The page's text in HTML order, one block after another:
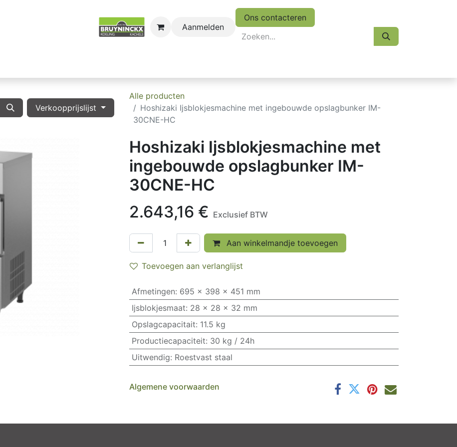
Aanmelden
Ons contacteren
Verkoopprijslijst
Alle producten
Hoshizaki Ijsblokjesmachine met ingebouwde opslagbunker IM-
30CNE-HC
Hoshizaki Ijsblokjesmachine met
ingebouwde opslagbunker IM-
30CNE-HC
2.643,16 € Exclusief BTW
Aan winkelmandje toevoegen
Toevoegen aan verlanglijst
Afmetingen: 695 x 398 x 451 mm
Ijsblokjesmaat: 28 x 28 x 32 mm
Opslagcapacitait: 11.5 kg
Productiecapaciteit: 30 kg / 24h
Uitwendig: Roestvast staal
Algemene voorwaarden